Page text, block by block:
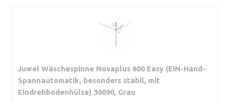
Juwel Wäschespinne Novaplus 600 Easy (EIN-Hand-
Spannautomatik, besonders stabil, mit
Eindrehbodenhülse) 30090, Grau